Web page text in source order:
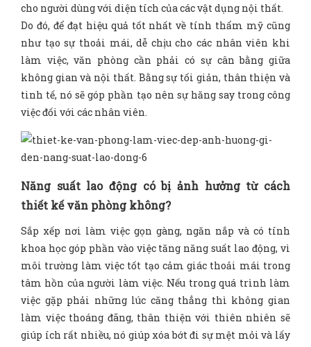
cho người dùng với diện tích của các vật dụng nội thất.
Do đó, để đạt hiệu quả tốt nhất về tính thẩm mỹ cũng
như tạo sự thoải mái, dễ chịu cho các nhân viên khi
làm việc, văn phòng cần phải có sự cân bằng giữa
không gian và nội thất. Bằng sự tối giản, thân thiện và
tinh tế, nó sẽ góp phần tạo nên sự hăng say trong công
việc đối với các nhân viên.
Năng suất lao động có bị ảnh hưởng từ cách
thiết kế văn phòng không?
Sắp xếp nơi làm việc gọn gàng, ngăn nắp và có tính
khoa học góp phần vào việc tăng năng suất lao động, vì
môi trường làm việc tốt tạo cảm giác thoải mái trong
tâm hồn của người làm việc. Nếu trong quá trình làm
việc gặp phải những lúc căng thẳng thì không gian
làm việc thoáng đãng, thân thiện với thiên nhiên sẽ
giúp ích rất nhiều, nó giúp xóa bớt đi sự mệt mỏi và lấy